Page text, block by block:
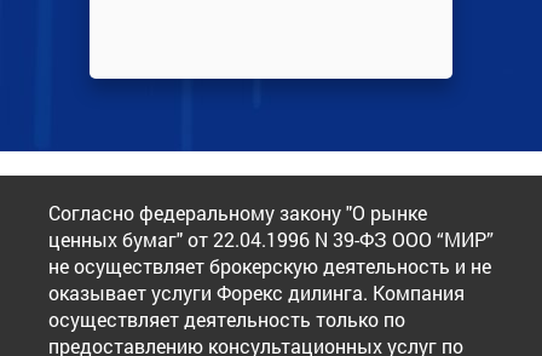
Согласно федеральному закону "О рынке
ценных бумаг" от 22.04.1996 N 39-ФЗ ООО “МИР”
не осуществляет брокерскую деятельность и не
оказывает услуги Форекс дилинга. Компания
осуществляет деятельность только по
предоставлению консультационных услуг по